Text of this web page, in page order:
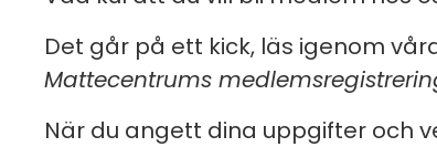
Det går på ett kick, läs igenom
Mattecentrums
När du angett dina uppgifter och